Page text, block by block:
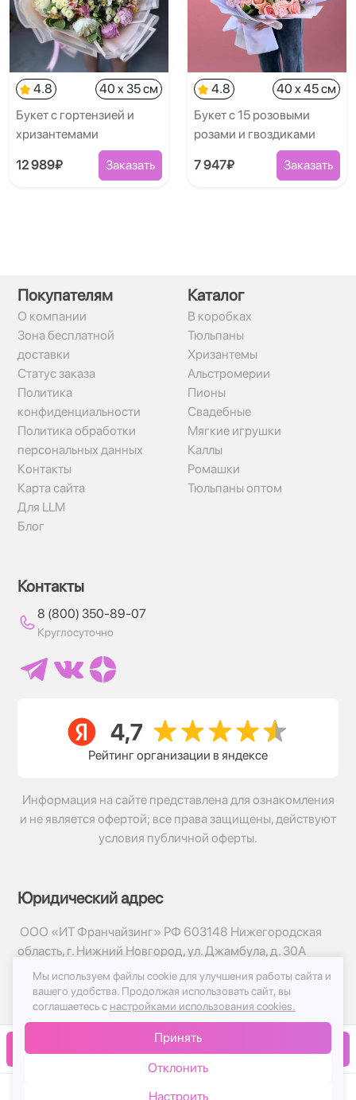
В корзину
4.8
40 x 35 см
Букет с гортензией и
хризантемами
12 989₽ Заказать
4.8
40 x 45 см
Букет с 15 розовыми
розами и гвоздиками
7 947₽ Заказать
Покупателям
О компании
Зона бесплатной
доставки
Статус заказа
Политика
конфиденциальности
Политика обработки
персональных данных
Контакты
Карта сайта
Для LLM
Блог
Каталог
В коробках
Тюльпаны
Хризантемы
Альстромерии
Пионы
Свадебные
Мягкие игрушки
Каллы
Ромашки
Тюльпаны оптом
Контакты
8 (800) 350-89-07
Круглосуточно
Рейтинг организации в яндексе
Информация на сайте представлена для ознакомления
и не является офертой; все права защищены, действуют
условия публичной оферты.
Юридический адрес
ООО «ИТ Франчайзинг» РФ 603148 Нижегородская
область, г. Нижний Новгород, ул. Джамбула, д. 30А
© 2017-2026г, База Цветов 24.ру
Политика конфиденциальности
Публичная оферта
Мы используем файлы cookie для улучшения работы сайта и
вашего удобства. Продолжая использовать сайт, вы
соглашаетесь с настройками использования cookies.
Принять
Отклонить
Настроить